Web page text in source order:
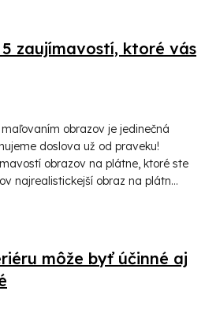
zaujímavostí, ktoré vás
obrazov je jedinečná
doslova už od praveku!
obrazov na plátne, ktoré ste
najrealistickejší obraz na plátn...
môže byť účinné aj